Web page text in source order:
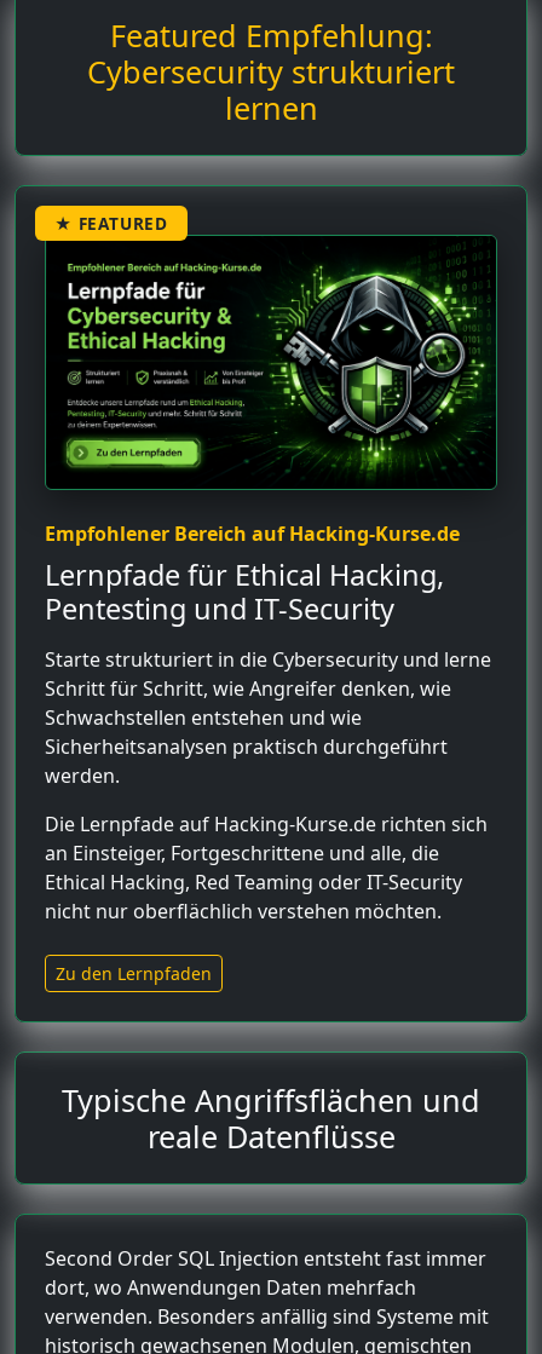
Featured Empfehlung:
Cybersecurity strukturiert
lernen
★ FEATURED
Empfohlener Bereich auf Hacking-Kurse.de
Lernpfade für Ethical Hacking,
Pentesting und IT-Security
Starte strukturiert in die Cybersecurity und lerne
Schritt für Schritt, wie Angreifer denken, wie
Schwachstellen entstehen und wie
Sicherheitsanalysen praktisch durchgeführt
werden.
Die Lernpfade auf Hacking-Kurse.de richten sich
an Einsteiger, Fortgeschrittene und alle, die
Ethical Hacking, Red Teaming oder IT-Security
nicht nur oberflächlich verstehen möchten.
Zu den Lernpfaden
Typische Angriffsflächen und
reale Datenflüsse
Second Order SQL Injection entsteht fast immer
dort, wo Anwendungen Daten mehrfach
verwenden. Besonders anfällig sind Systeme mit
historisch gewachsenen Modulen, gemischten